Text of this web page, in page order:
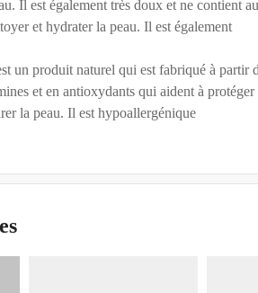
Il est également très doux et ne contient
et hydrater la peau. Il est également
un produit naturel qui est fabriqué à partir
et en antioxydants qui aident à
la peau. Il est hypoallergénique